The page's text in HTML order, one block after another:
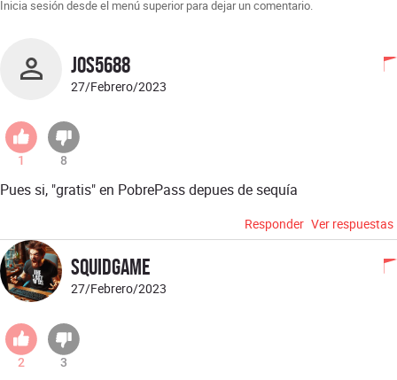
Inicia sesión desde el menú superior para dejar un comentario.
Jos5688
27/Febrero/2023
1 8
Pues si, "gratis" en PobrePass depues de sequía
Responder Ver respuestas
SquidGame
27/Febrero/2023
2 3